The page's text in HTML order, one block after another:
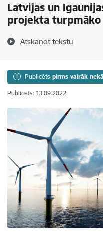
Latvijas un
projekta turpmāko
Atskaņot tekstu
Publicēts pirms vairāk
Publicēts: 13.09.2022.